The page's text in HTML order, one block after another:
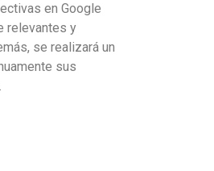
en Google
relevantes y
se realizará un
sus